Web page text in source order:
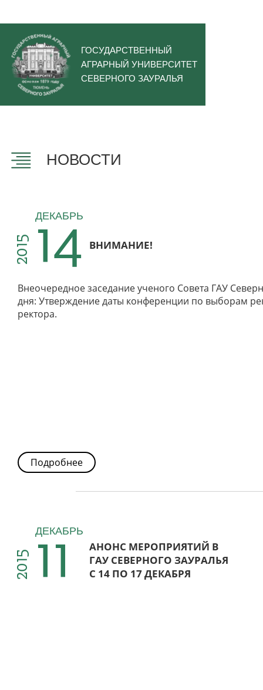
ГОСУДАРСТВЕННЫЙ
АГРАРНЫЙ УНИВЕРСИТЕТ
СЕВЕРНОГО ЗАУРАЛЬЯ
НОВОСТИ
2015
ДЕКАБРЬ
14 ВНИМАНИЕ!
Внеочередное заседание ученого Совета ГАУ
дня: Утверждение даты конференции по выборам
ректора.
Подробнее
2015
ДЕКАБРЬ
11
АНОНС МЕРОПРИЯТИЙ В
ГАУ СЕВЕРНОГО ЗАУРАЛЬЯ
С 14 ПО 17 ДЕКАБРЯ